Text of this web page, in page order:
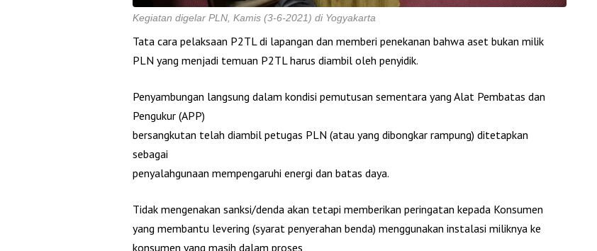
Kegiatan digelar PLN, Kamis (3-6-2021) di Yogyakarta
Tata cara pelaksaan P2TL di lapangan dan memberi penekanan bahwa aset bukan milik
PLN yang menjadi temuan P2TL harus diambil oleh penyidik.
Penyambungan langsung dalam kondisi pemutusan sementara yang Alat Pembatas dan
Pengukur (APP)
bersangkutan telah diambil petugas PLN (atau yang dibongkar rampung) ditetapkan
sebagai
penyalahgunaan mempengaruhi energi dan batas daya.
Tidak mengenakan sanksi/denda akan tetapi memberikan peringatan kepada Konsumen
yang membantu levering (syarat penyerahan benda) menggunakan instalasi miliknya ke
konsumen yang masih dalam proses